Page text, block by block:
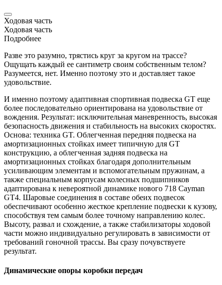
Ходовая часть
Ходовая часть
Подробнее
Разве это разумно, трястись круг за кругом на трассе?
Ощущать каждый ее сантиметр своим собственным телом?
Разумеется, нет. Именно поэтому это и доставляет такое
удовольствие.
И именно поэтому адаптивная спортивная подвеска GT еще
более последовательно ориентирована на удовольствие от
вождения. Результат: исключительная маневренность, высокая
безопасность движения и стабильность на высоких скоростях.
Основа: техника GT. Облегченная передняя подвеска на
амортизационных стойках имеет типичную для GT
конструкцию, а облегченная задняя подвеска на
амортизационных стойках благодаря дополнительным
усиливающим элементам и вспомогательным пружинам, а
также специальным корпусам колесных подшипников
адаптирована к невероятной динамике нового 718 Cayman
GT4. Шаровые соединения в составе обеих подвесок
обеспечивают особенно жесткое крепление подвески к кузову,
способствуя тем самым более точному направлению колес.
Высоту, развал и схождение, а также стабилизаторы ходовой
части можно индивидуально регулировать в зависимости от
требований гоночной трассы. Вы сразу почувствуете
результат.
Динамические опоры коробки передач